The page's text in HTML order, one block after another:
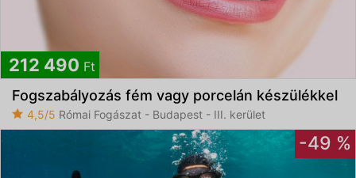
212 490 Ft
Fogszabályozás fém vagy porcelán készülékkel
4,5/5 Római Fogászat - Budapest - III. kerület
-49 %